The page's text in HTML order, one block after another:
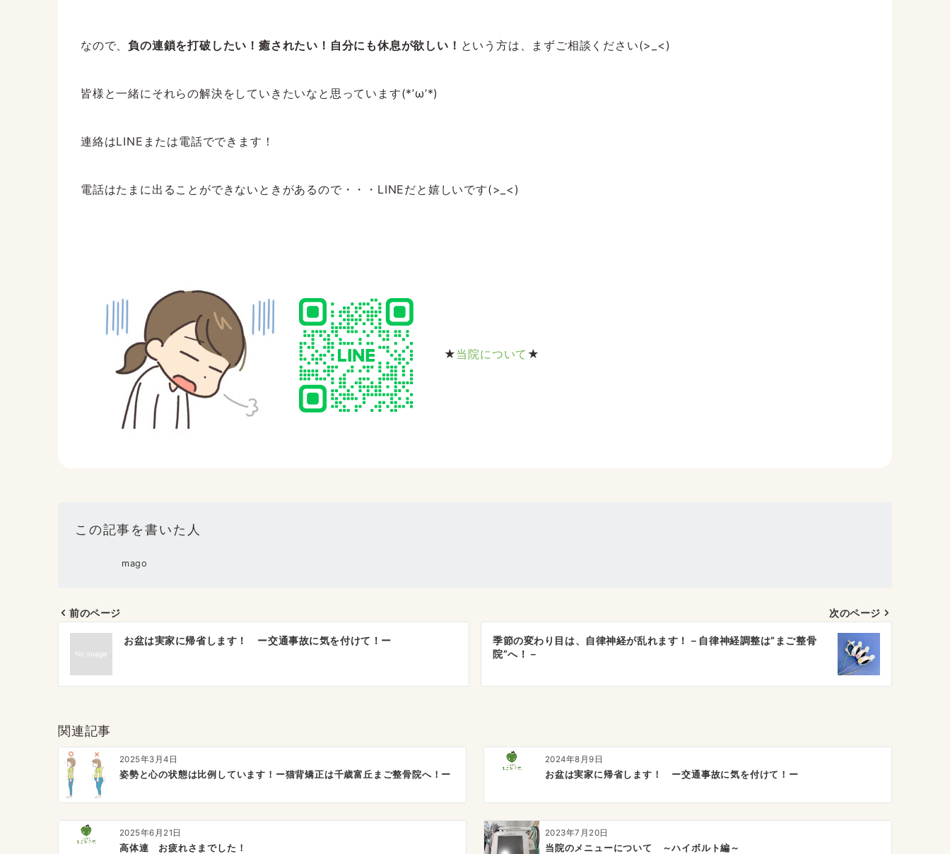
なので、負の連鎖を打破したい！癒されたい！自分にも休息が欲しい！ という方は、まずご相談ください(>_<)
皆様と一緒にそれらの解決をしていきたいなと思っています(*’ω’*)
連絡はLINEまたは電話でできます！
電話はたまに出ることができないときがあるので・・・LINEだと嬉しいです(>_<)
★当院について ★
この記事を書いた人
mago
投
ナ
ゲ
ー
シ
ョ
ン
前のページ
お盆は実家に帰省します！ ー交通事故に気を付けて！ー
次のページ
季節の変わり目は、自律神経が乱れます！－自律神経調整は”まご整骨
院”へ！－
関連記事
2025年3月4日
姿勢と心の状態は比例しています！ー猫背矯正は千歳富丘まご整骨院へ！ー
2024年8月9日
お盆は実家に帰省します！ ー交通事故に気を付けて！ー
2025年6月21日
高体連 お疲れさまでした！
2023年7月20日
当院のメニューについて ～ハイボルト編～